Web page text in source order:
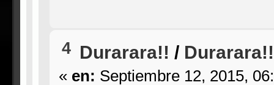
4 Durarara!! /
« en: Septiembre 12, 2015,